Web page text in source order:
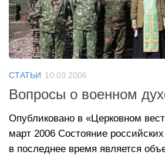
СТАТЬИ 10.03.2006
Вопросы о военном
Опубликовано в «Церковном
март 2006 Состояние
в последнее время является